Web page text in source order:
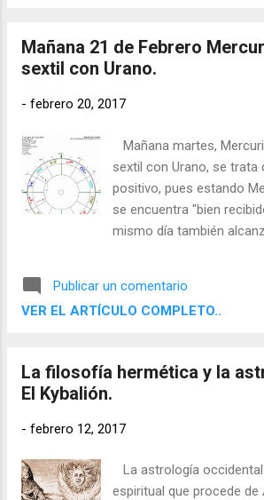
Mañana 21 de Febrero
sextil con Urano.
- febrero 20, 2017
Mañana martes,
sextil con Urano, se trata
positivo, pues estando
se encuentra "bien
mismo día también
más rápido, será como un
tendencia se prolongará
Publicar un comentario
VER EL ARTÍCULO COMPLETO..
La filosofía hermética y la
El Kybalión.
- febrero 12, 2017
La astrología
espiritual que procede de